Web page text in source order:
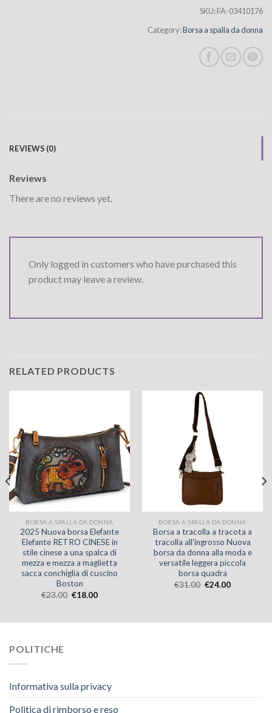
SKU:FA-03410176
Category:Borsa a spalla da donna
REVIEWS (0)
Reviews
There are no reviews yet.
Only logged in customers who have purchased this
product may leave a review.
RELATED PRODUCTS
BORSA A SPALLA DA DONNA
2025 Nuova borsa Elefante
Elefante RETRO CINESE in
stile cinese a una spalca di
mezza e mezza a maglietta
sacca conchiglia di cuscino
Boston
€23.00 €18.00
BORSA A SPALLA DA DONNA
Borsa a tracolla a tracota a
tracolla all’ingrosso Nuova
borsa da donna alla moda e
versatile leggera piccola
borsa quadra
€31.00 €24.00
POLITICHE
Informativa sulla privacy
Politica di rimborso e reso